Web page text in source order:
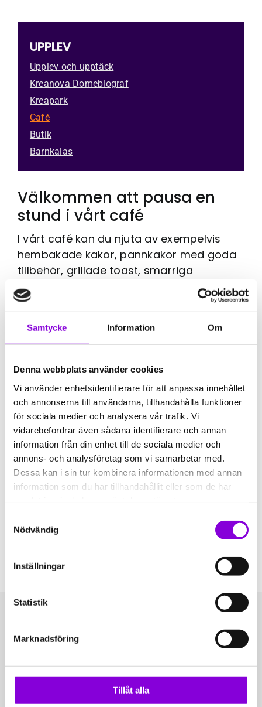
Samtycke Information Om
Denna webbplats använder cookies
Vi använder enhetsidentifierare för att anpassa innehållet
och annonserna till användarna, tillhandahålla funktioner
för sociala medier och analysera vår trafik. Vi
vidarebefordrar även sådana identifierare och annan
information från din enhet till de sociala medier och
annons- och analysföretag som vi samarbetar med.
Dessa kan i sin tur kombinera informationen med annan
information som du har tillhandahållit eller som de har
Nödvändig
Inställningar
Statistik
Marknadsföring
Tillåt alla
Jobba här
Kontakt
Välkommen att pausa en
stund i vårt café
I vårt café kan du njuta av exempelvis
hembakade kakor, pannkakor med goda
tillbehör, grillade toast, smarriga
baguetter och frallor. Vi serverar även
korv med bröd, tex-mex-tallrik och
vissa saker kan ta slut och att utbudet
varierar beroende på säsong och lov.
Vår kaffemeny består av bryggkaffe,
espresso, latte och cappuccino. Glass
och dryck finns alltid i vårt sortiment.
Välkommen till vårt café!
UPPLEV
Upplev och upptäck
Kreanova Domebiograf
Kreapark
Café
Butik
Barnkalas